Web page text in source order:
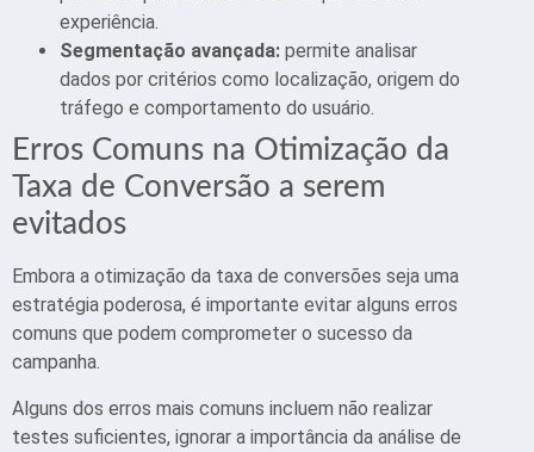
experiência.
Segmentação avançada: permite analisar
dados por critérios como localização, origem do
tráfego e comportamento do usuário.
Erros Comuns na Otimização da
Taxa de Conversão a serem
evitados
Embora a otimização da taxa de conversões seja uma
estratégia poderosa, é importante evitar alguns erros
comuns que podem comprometer o sucesso da
campanha.
Alguns dos erros mais comuns incluem não realizar
testes suficientes, ignorar a importância da análise de